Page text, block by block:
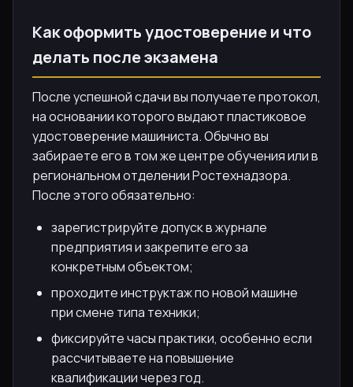
Как оформить удостоверение и что
делать после экзамена
После успешной сдачи вы получаете протокол,
на основании которого выдают пластиковое
удостоверение машиниста. Обычно вы
забираете его в том же центре обучения или в
региональном отделении Ростехнадзора.
После этого обязательно:
зарегистрируйте допуск в журнале
предприятия и закрепите его за
конкретным объектом;
проходите инструктаж по новой машине
при смене типа техники;
фиксируйте часы практики, особенно если
рассчитываете на повышение
квалификации через год.